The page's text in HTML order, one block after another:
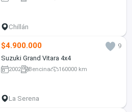
Chillán
$4.900.000
9
Suzuki Grand Vitara 4x4
2002 Bencina 160000 km
La Serena